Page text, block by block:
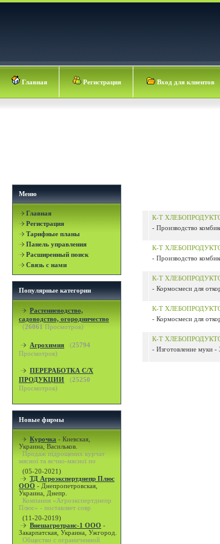
Главная Регистрация Вход для клиентов
Меню
Главная
Регистрация
Тарифные планы
Панель управления
Расширенный поиск
Связь с нами
Популярные категории
Растениеводство,
садоводство, огородничество
(26061 Просмотров)
Агрохимия (25794
Просмотров)
ПЕРЕРАБОТКА С/Х
ПРОДУКЦИИ
(25250
Просмотров)
Новые фирмы
Курочка - Киевская,
Украина, Васильков.
Продаж підрощених курчат
мясної та яєчно-мясної по
(05-20-2021)
ТД Агроэкспертднепр Плюс
ООО - Днепропетровская,
Украина, Днепр.
Компания «Агроэкспертднепр
Плюс» - поставляет совр
(11-20-2019)
Внешагротранс-1 ООО -
Закарпатская, Украина, Ужгород.
Общество с ограниченной
К-Т
- Производство
К-Т
- Производство
К-Т
- Кормосмеси для
К-Т
- Кормосмеси для
К-Т
- Изготовление муки -